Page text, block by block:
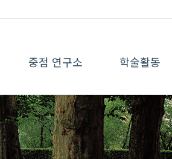
중점 연구소 학술활동